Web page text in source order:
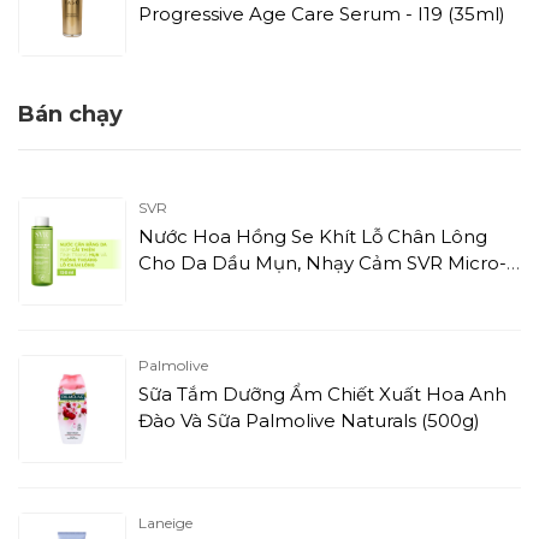
Progressive Age Care Serum - I19 (35ml)
Bán chạy
SVR
Nước Hoa Hồng Se Khít Lỗ Chân Lông
Cho Da Dầu Mụn, Nhạy Cảm SVR Micro-
Palmolive
Sữa Tắm Dưỡng Ẩm Chiết Xuất Hoa Anh
Đào Và Sữa Palmolive Naturals (500g)
Laneige